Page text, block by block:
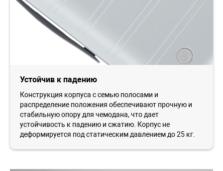
Устойчив к падению
Конструкция корпуса с семью полосами и
распределение положения обеспечивают прочную и
стабильную опору для чемодана, что дает
устойчивость к падению и сжатию. Корпус не
деформируется под статическим давлением до 25 кг.